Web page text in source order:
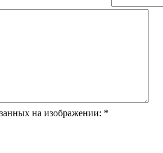
на изображении: *